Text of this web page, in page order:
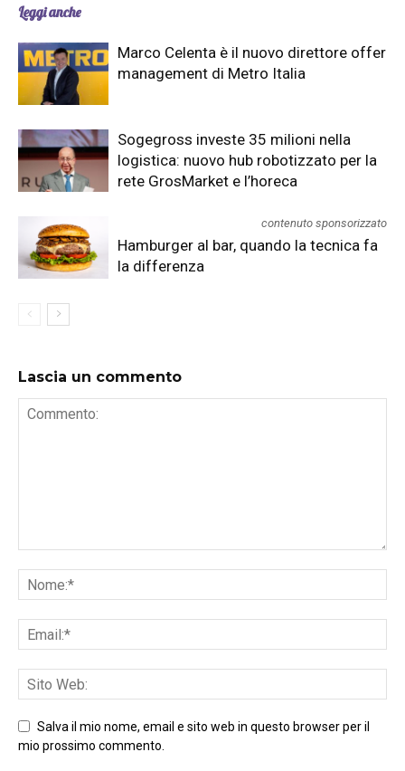
Leggi anche
Marco Celenta è il nuovo direttore offer
management di Metro Italia
Sogegross investe 35 milioni nella
logistica: nuovo hub robotizzato per la
rete GrosMarket e l’horeca
contenuto sponsorizzato
Hamburger al bar, quando la tecnica fa
la differenza
Lascia un commento
Salva il mio nome, email e sito web in questo browser per il
mio prossimo commento.